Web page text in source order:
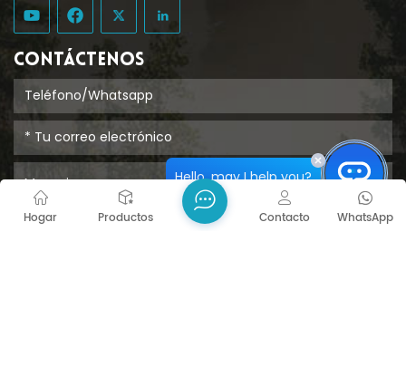
CONTÁCTENOS
Hogar Productos WhatsApp
Contacto
Hello, may I help you?